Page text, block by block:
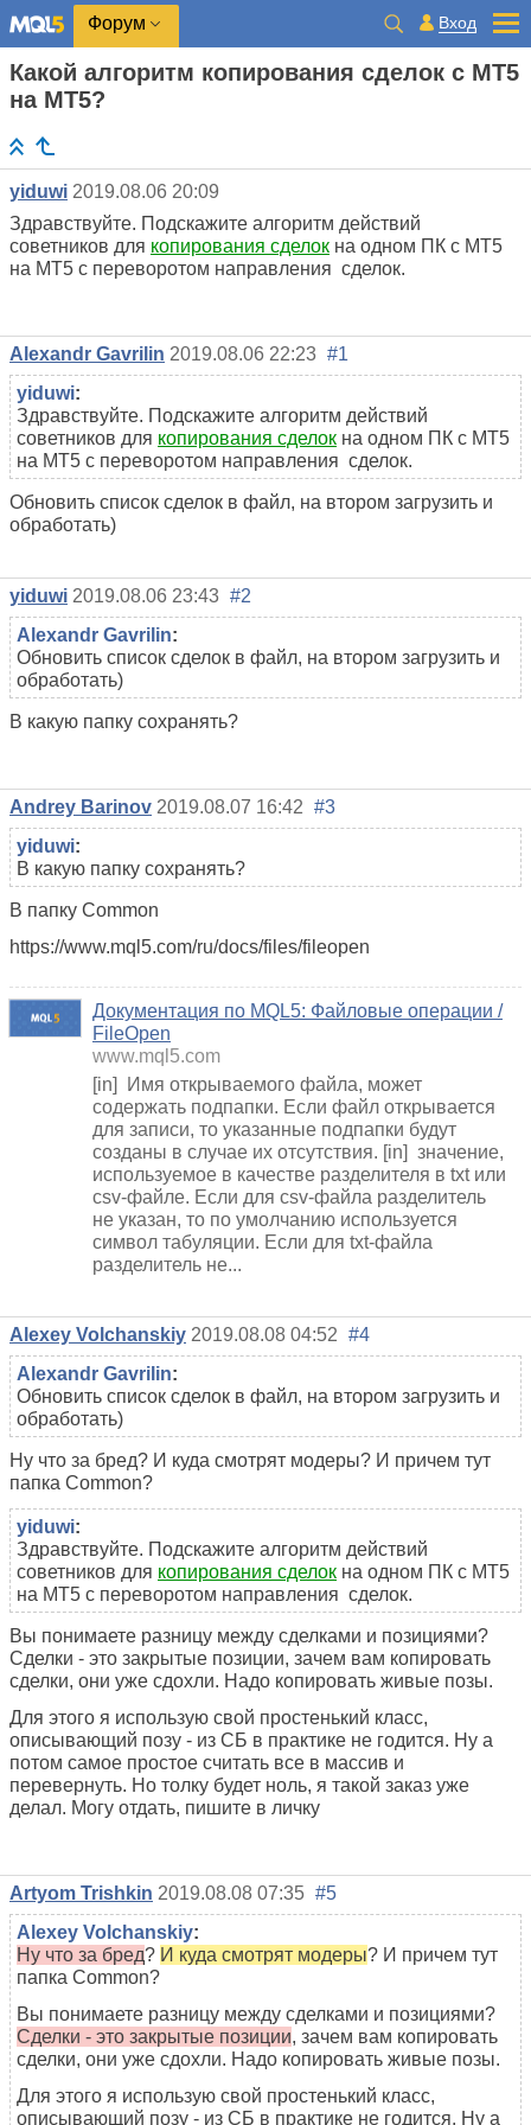
Форум Вход
Какой алгоритм копирования сделок с МТ5
на МТ5?
yiduwi 2019.08.06 20:09
Здравствуйте. Подскажите алгоритм действий
советников для копирования сделок на одном ПК с МТ5
на МТ5 с переворотом направления сделок.
Alexandr Gavrilin 2019.08.06 22:23 #1
yiduwi:
Здравствуйте. Подскажите алгоритм действий
советников для копирования сделок на одном ПК с МТ5
на МТ5 с переворотом направления сделок.
Обновить список сделок в файл, на втором загрузить и
обработать)
yiduwi 2019.08.06 23:43 #2
Alexandr Gavrilin:
Обновить список сделок в файл, на втором загрузить и
обработать)
В какую папку сохранять?
Andrey Barinov 2019.08.07 16:42 #3
yiduwi:
В какую папку сохранять?
В папку Common
https://www.mql5.com/ru/docs/files/fileopen
Документация по MQL5: Файловые операции /
FileOpen
www.mql5.com
[in] Имя открываемого файла, может
содержать подпапки. Если файл открывается
для записи, то указанные подпапки будут
созданы в случае их отсутствия. [in] значение,
используемое в качестве разделителя в txt или
csv-файле. Если для csv-файла разделитель
не указан, то по умолчанию используется
символ табуляции. Если для txt-файла
разделитель не...
Alexey Volchanskiy 2019.08.08 04:52 #4
Alexandr Gavrilin:
Обновить список сделок в файл, на втором загрузить и
обработать)
Ну что за бред? И куда смотрят модеры? И причем тут
папка Common?
yiduwi:
Здравствуйте. Подскажите алгоритм действий
советников для копирования сделок на одном ПК с МТ5
на МТ5 с переворотом направления сделок.
Вы понимаете разницу между сделками и позициями?
Сделки - это закрытые позиции, зачем вам копировать
сделки, они уже сдохли. Надо копировать живые позы.
Для этого я использую свой простенький класс,
описывающий позу - из СБ в практике не годится. Ну а
потом самое простое считать все в массив и
перевернуть. Но толку будет ноль, я такой заказ уже
делал. Могу отдать, пишите в личку
Artyom Trishkin 2019.08.08 07:35 #5
Alexey Volchanskiy:
Ну что за бред? И куда смотрят модеры? И причем тут
папка Common?
Вы понимаете разницу между сделками и позициями?
Сделки - это закрытые позиции, зачем вам копировать
сделки, они уже сдохли. Надо копировать живые позы.
Для этого я использую свой простенький класс,
описывающий позу - из СБ в практике не годится. Ну а